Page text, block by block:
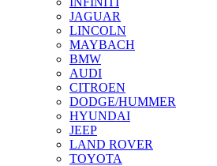
JAGUAR
LINCOLN
MAYBACH
BMW
AUDI
CITROEN
DODGE/HUMMER
HYUNDAI
JEEP
LAND ROVER
TOYOTA